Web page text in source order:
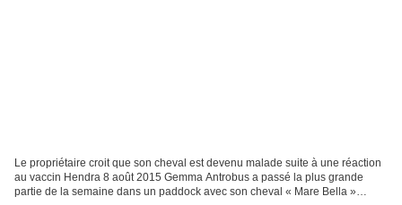
Le propriétaire croit que son cheval est devenu malade suite à une réaction
au vaccin Hendra 8 août 2015 Gemma Antrobus a passé la plus grande
partie de la semaine dans un paddock avec son cheval « Mare Bella »